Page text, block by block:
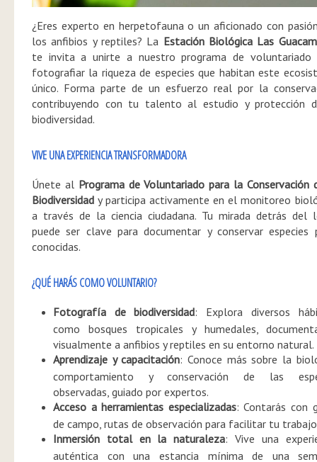
¿Eres experto en herpetofauna o un aficionado con
los anfibios y reptiles? La Estación Biológica Las
te invita a unirte a nuestro programa de voluntariado
fotografiar la riqueza de especies que habitan este
único. Forma parte de un esfuerzo real por la
contribuyendo con tu talento al estudio y protección
biodiversidad.
VIVE UNA EXPERIENCIA TRANSFORMADORA
Únete al Programa de Voluntariado para la Conservación
Biodiversidad y participa activamente en el monitoreo
a través de la ciencia ciudadana. Tu mirada detrás del
puede ser clave para documentar y conservar especies
conocidas.
¿QUÉ HARÁS COMO VOLUNTARIO?
Fotografía de biodiversidad: Explora diversos
como bosques tropicales y humedales,
visualmente a anfibios y reptiles en su entorno natural.
Aprendizaje y capacitación: Conoce más sobre la
comportamiento y conservación de las
observadas, guiado por expertos.
Acceso a herramientas especializadas: Contarás con
de campo, rutas de observación para facilitar tu
Inmersión total en la naturaleza: Vive una
auténtica con una estancia mínima de una